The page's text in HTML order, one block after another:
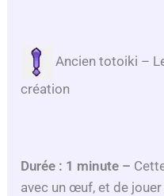
Ancien totoiki –
création
Durée : 1 minute –
avec un œuf, et de